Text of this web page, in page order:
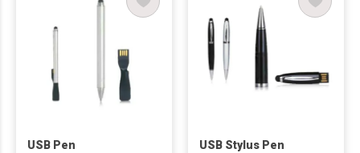
USB Pen USB Stylus Pen